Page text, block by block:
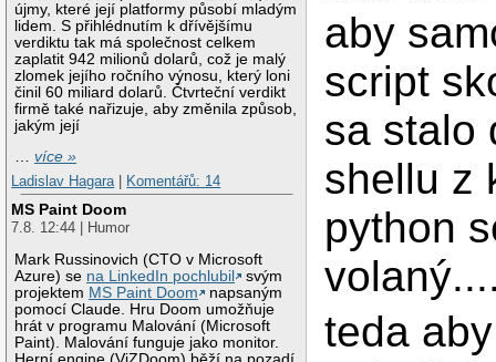
újmy, které její platformy působí mladým
lidem. S přihlédnutím k dřívějšímu
verdiktu tak má společnost celkem
zaplatit 942 milionů dolarů, což je malý
zlomek jejího ročního výnosu, který loni
činil 60 miliard dolarů. Čtvrteční verdikt
firmě také nařizuje, aby změnila způsob,
jakým její
…více »
Ladislav Hagara
Komentářů: 14
MS Paint Doom
7.8. 12:44 | Humor
Mark Russinovich (CTO v Microsoft
Azure) se na LinkedIn pochlubil
svým
projektem MS Paint Doom
napsaným
pomocí Claude. Hru Doom umožňuje
hrát v programu Malování (Microsoft
Paint). Malování funguje jako monitor.
aby
script
sa stalo
shellu z
python
teda